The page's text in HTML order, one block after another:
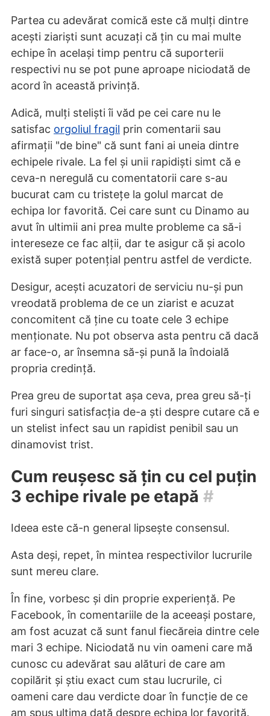
Partea cu adevărat comică este că mulți dintre
acești ziariști sunt acuzați că țin cu mai multe
echipe în același timp pentru că suporterii
respectivi nu se pot pune aproape niciodată de
acord în această privință.
Adică, mulți steliști îi văd pe cei care nu le
satisfac orgoliul fragil prin comentarii sau
afirmații "de bine" că sunt fani ai uneia dintre
echipele rivale. La fel și unii rapidiști simt că e
ceva-n neregulă cu comentatorii care s-au
bucurat cam cu tristețe la golul marcat de
echipa lor favorită. Cei care sunt cu Dinamo au
avut în ultimii ani prea multe probleme ca să-i
intereseze ce fac alții, dar te asigur că și acolo
există super potențial pentru astfel de verdicte.
Desigur, acești acuzatori de serviciu nu-și pun
vreodată problema de ce un ziarist e acuzat
concomitent că ține cu toate cele 3 echipe
menționate. Nu pot observa asta pentru că dacă
ar face-o, ar însemna să-și pună la îndoială
propria credință.
Prea greu de suportat așa ceva, prea greu să-ți
furi singuri satisfacția de-a ști despre cutare că e
un stelist infect sau un rapidist penibil sau un
dinamovist trist.
Cum reușesc să țin cu cel puțin
3 echipe rivale pe etapă #
Ideea este că-n general lipsește consensul.
Asta deși, repet, în mintea respectivilor lucrurile
sunt mereu clare.
În fine, vorbesc și din proprie experiență. Pe
Facebook, în comentariile de la aceeași postare,
am fost acuzat că sunt fanul fiecăreia dintre cele
mari 3 echipe. Niciodată nu vin oameni care mă
cunosc cu adevărat sau alături de care am
copilărit și știu exact cum stau lucrurile, ci
oameni care dau verdicte doar în funcție de ce
am spus ultima dată despre echipa lor favorită.